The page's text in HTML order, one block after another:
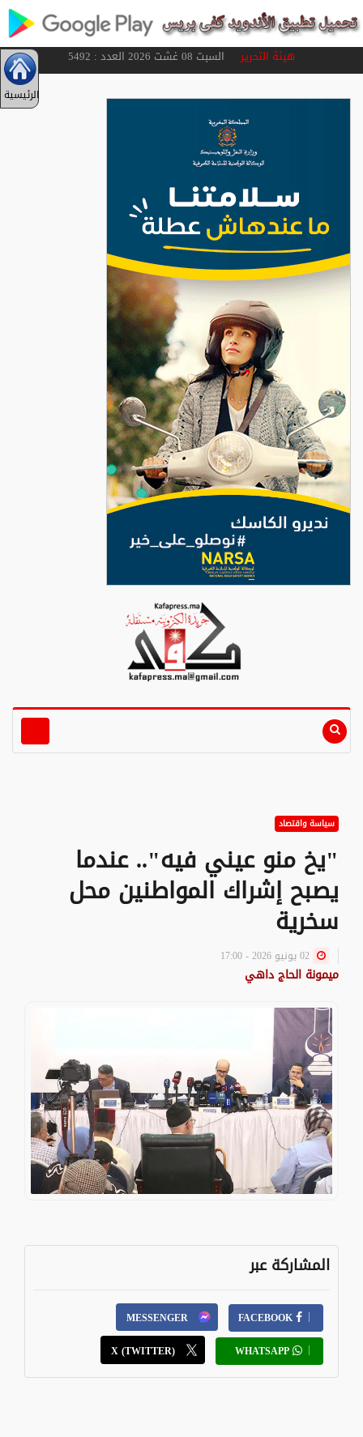
هيئة التحريرالسبت 08 غشت 2026 العدد : 5492
الرئيسية
سياسة واقتصاد
"يخ منو عيني فيه".. عندما
يصبح إشراك المواطنين محل
سخرية
ميمونة الحاج داهي
المشاركة عبر
FACEBOOK
MESSENGER
WHATSAPP
X (TWITTER)